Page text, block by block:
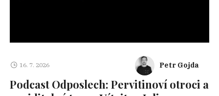
16. 7. 2026 Petr Gojda
Podcast Odposlech: Pervitinoví otroci a